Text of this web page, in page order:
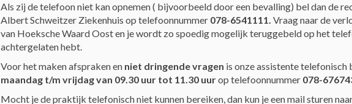
Als zij de telefoon niet kan opnemen ( bijvoorbeeld door een bevalling) bel dan de
Albert Schweitzer Ziekenhuis op telefoonnummer 078-6541111. Vraag naar de
van Hoeksche Waard Oost en je wordt zo spoedig mogelijk teruggebeld op het
achtergelaten hebt.
Voor het maken afspraken en niet dringende vragen is onze assistente telefonisch
maandag t/m vrijdag van 09.30 uur tot 11.30 uurop telefoonnummer 078-
Mocht je de praktijk telefonisch niet kunnen bereiken, dan kun je een mail sturen